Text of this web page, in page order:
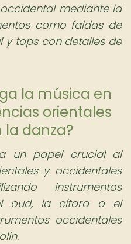
mediante la
como faldas de
y tops con detalles de
la música en
orientales
danza?
un papel crucial al
y occidentales
instrumentos
oud, la cítara o el
occidentales